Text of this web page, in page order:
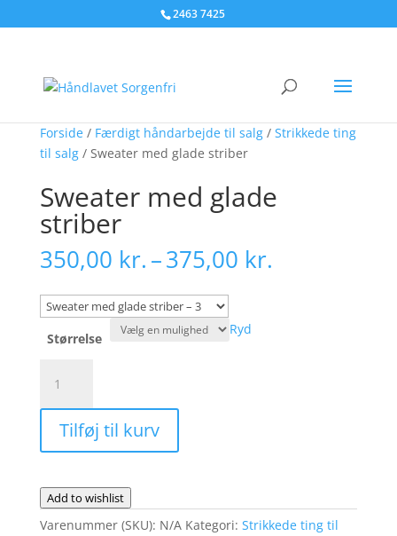
2463 7425
Forside/ Færdigt håndarbejde til salg/ Strikkede ting
til salg/ Sweater med glade striber
Sweater med glade
striber
350,00 kr.–375,00 kr.
Størrelse
Ryd
med
glade
striber
antal
Tilføj til kurv
Add to wishlist
Varenummer (SKU): N/A Kategori: Strikkede ting til